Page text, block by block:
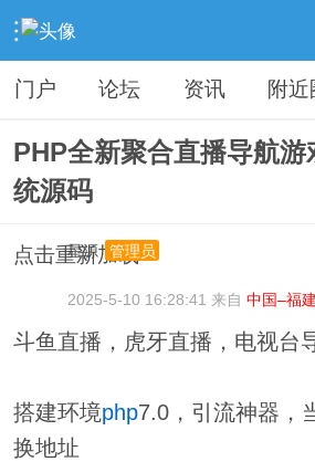
› 分类信息 › 源码模板 › 内容
门户 论坛 资讯 附近
PHP全新聚合直播导航
统源码
点击重新加载
星源
管理员
2025-5-10 16:28:41 来自 中国–福
斗鱼直播，虎牙直播，电视台
搭建环境php7.0，引流神器，
换地址